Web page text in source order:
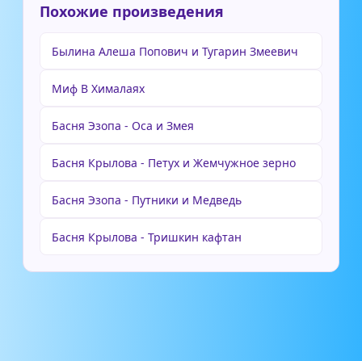
Похожие произведения
Былина Алеша Попович и Тугарин Змеевич
Миф В Хималаях
Басня Эзопа - Оса и Змея
Басня Крылова - Петух и Жемчужное зерно
Басня Эзопа - Путники и Медведь
Басня Крылова - Тришкин кафтан